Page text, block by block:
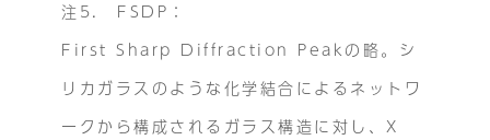
注5. FSDP：
First Sharp Diffraction Peakの略。シ
リカガラスのような化学結合によるネットワ
ークから構成されるガラス構造に対し、X